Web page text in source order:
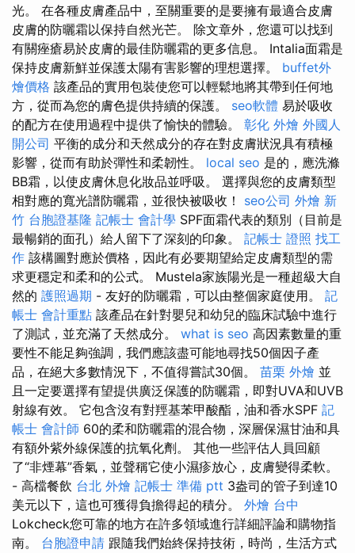
光。 在各種皮膚產品中，至關重要的是要擁有最適合皮膚
皮膚的防曬霜以保持自然光芒。 除文章外，您還可以找到
有關痤瘡易於皮膚的最佳防曬霜的更多信息。 Intalia面霜是
保持皮膚新鮮並保護太陽有害影響的理想選擇。 buffet外
燴價格 該產品的實用包裝使您可以輕鬆地將其帶到任何地
方，從而為您的膚色提供持續的保護。 seo軟體 易於吸收
的配方在使用過程中提供了愉快的體驗。 彰化 外燴 外國人
開公司 平衡的成分和天然成分的存在對皮膚狀況具有積極
影響，從而有助於彈性和柔韌性。 local seo 是的，應洗滌
BB霜，以使皮膚休息化妝品並呼吸。 選擇與您的皮膚類型
相對應的寬光譜防曬霜，並很快被吸收！ seo公司 外燴 新
竹 台胞證基隆 記帳士 會計學 SPF面霜代表的類別（目前是
最暢銷的面孔）給人留下了深刻的印象。 記帳士 證照 找工
作 該構圖對應於價格，因此有必要期望給定皮膚類型的需
求更穩定和柔和的公式。 Mustela家族陽光是一種超級大自
然的 護照過期 - 友好的防曬霜，可以由整個家庭使用。 記
帳士 會計重點 該產品在針對嬰兒和幼兒的臨床試驗中進行
了測試，並充滿了天然成分。 what is seo 高因素數量的重
要性不能足夠強調，我們應該盡可能地尋找50個因子產
品，在絕大多數情況下，不值得嘗試30個。 苗栗 外燴 並
且一定要選擇有望提供廣泛保護的防曬霜，即對UVA和UVB
射線有效。 它包含沒有對羥基苯甲酸酯，油和香水SPF 記
帳士 會計師 60的柔和防曬霜的混合物，深層保濕甘油和具
有額外紫外線保護的抗氧化劑。 其他一些評估人員回顧
了“非煙幕”香氣，並聲稱它使小濕疹放心，皮膚變得柔軟。
- 高檔餐飲 台北 外燴 記帳士 準備 ptt 3盎司的管子到達10
美元以下，這也可獲得負擔得起的積分。 外燴 台中
Lokcheck您可靠的地方在許多領域進行詳細評論和購物指
南。 台胞證申請 跟隨我們始終保持技術，時尚，生活方式